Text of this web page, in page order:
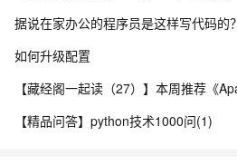
据说在家办公的程序员是这样写代码的？
如何升级配置
【精品问答】python技术1000问(1)